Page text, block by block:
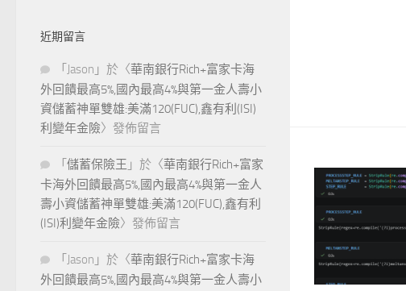
近期留言
「 Jason 」於〈華南銀行Rich+富家卡海
外回饋最高5%,國內最高4%與第一金人壽小
資儲蓄神單雙雄:美滿120(FUC),鑫有利(ISI)
利變年金險〉發佈留言
「 儲蓄保險王 」於〈華南銀行Rich+富家
卡海外回饋最高5%,國內最高4%與第一金人
壽小資儲蓄神單雙雄:美滿120(FUC),鑫有利
(ISI)利變年金險〉發佈留言
「 Jason 」於〈華南銀行Rich+富家卡海
外回饋最高5%,國內最高4%與第一金人壽小